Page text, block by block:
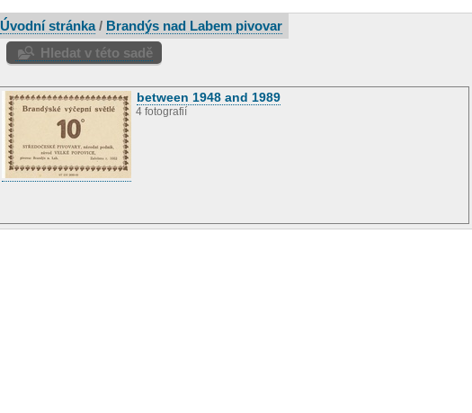
Úvodní stránka/ Brandýs nad Labem pivovar
Hledat v této sadě
between 1948 and 1989
4 fotografií